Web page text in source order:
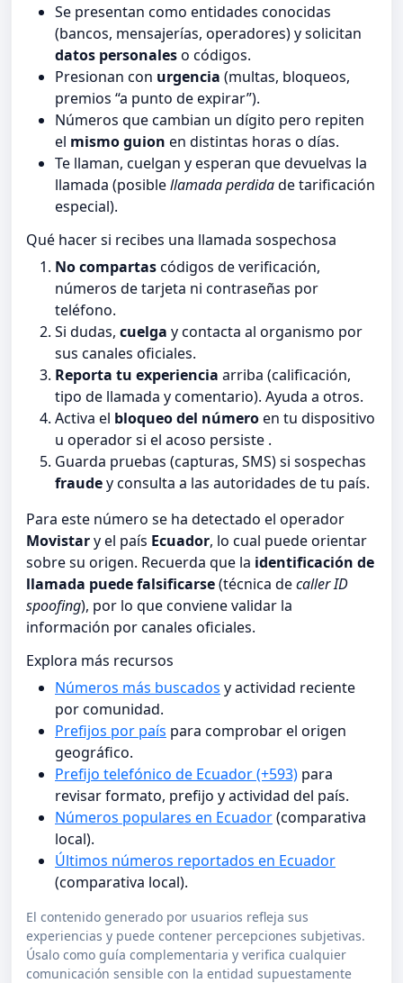
Se presentan como entidades conocidas
(bancos, mensajerías, operadores) y solicitan
datos personaleso códigos.
Presionan con urgencia (multas, bloqueos,
premios “a punto de expirar”).
Números que cambian un dígito pero repiten
el mismo guion en distintas horas o días.
Te llaman, cuelgan y esperan que devuelvas la
llamada (posiblellamada perdidade tarificación
especial).
Qué hacer si recibes una llamada sospechosa
No compartascódigos de verificación,
números de tarjeta ni contraseñas por
teléfono.
Si dudas, cuelga y contacta al organismo por
sus canales oficiales.
Reporta tu experiencia arriba (calificación,
tipo de llamada y comentario). Ayuda a otros.
Activa el bloqueo del númeroen tu dispositivo
u operador si el acoso persiste .
Guarda pruebas (capturas, SMS) si sospechas
fraudey consulta a las autoridades de tu país.
Para este número se ha detectado el operador
Movistary el país Ecuador, lo cual puede orientar
sobre su origen. Recuerda que la identificación de
llamada puede falsificarse(técnica decaller ID
spoofing), por lo que conviene validar la
información por canales oficiales.
Explora más recursos
Números más buscados y actividad reciente
por comunidad.
Prefijos por país para comprobar el origen
geográfico.
Prefijo telefónico de Ecuador (+593) para
revisar formato, prefijo y actividad del país.
Números populares en Ecuador(comparativa
local).
Últimos números reportados en Ecuador
(comparativa local).
El contenido generado por usuarios refleja sus
experiencias y puede contener percepciones subjetivas.
Úsalo como guía complementaria y verifica cualquier
comunicación sensible con la entidad supuestamente